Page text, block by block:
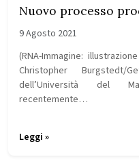
Nuovo processo
9 Agosto 2021
(RNA-Immagine:
Christopher
dell’Università del
recentemente…
Leggi »